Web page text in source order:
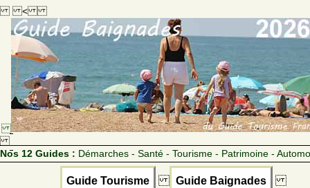
<
Nos 12 Guides : Démarches - Santé - Tourisme - Patrimoine -
Guide Tourisme Guide Baignades